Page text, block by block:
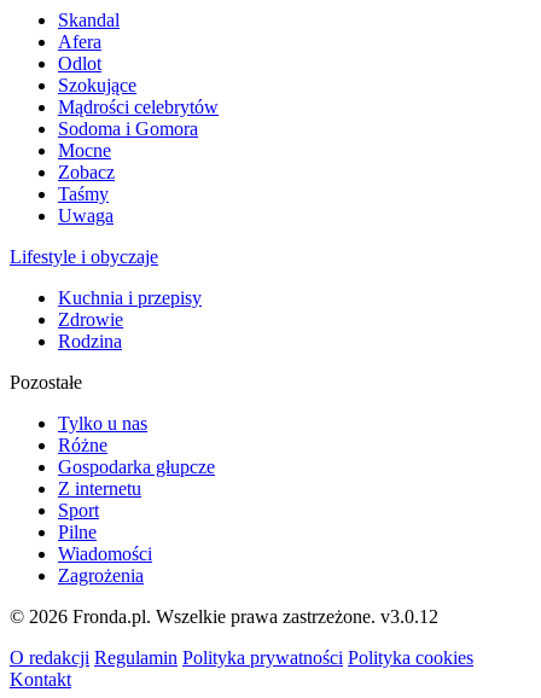
Skandal
Afera
Odlot
Szokujące
Mądrości celebrytów
Sodoma i Gomora
Mocne
Zobacz
Taśmy
Uwaga
Lifestyle i obyczaje
Kuchnia i przepisy
Zdrowie
Rodzina
Pozostałe
Tylko u nas
Różne
Gospodarka głupcze
Z internetu
Sport
Pilne
Wiadomości
Zagrożenia
© 2026 Fronda.pl. Wszelkie prawa zastrzeżone. v3.0.12
O redakcji Regulamin Polityka prywatności Polityka cookies
Kontakt